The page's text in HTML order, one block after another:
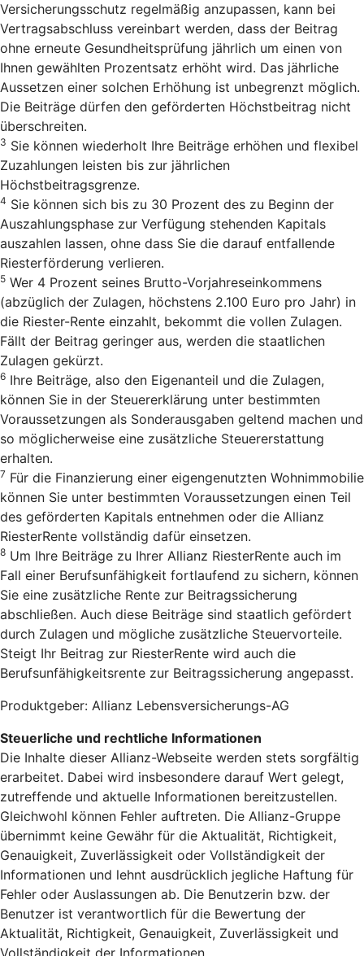
Versicherungsschutz regelmäßig anzupassen, kann bei
Vertragsabschluss vereinbart werden, dass der Beitrag
ohne erneute Gesundheitsprüfung jährlich um einen von
Ihnen gewählten Prozentsatz erhöht wird. Das jährliche
Aussetzen einer solchen Erhöhung ist unbegrenzt möglich.
Die Beiträge dürfen den geförderten Höchstbeitrag nicht
überschreiten.
3 Sie können wiederholt Ihre Beiträge erhöhen und flexibel
Zuzahlungen leisten bis zur jährlichen
Höchstbeitragsgrenze.
4 Sie können sich bis zu 30 Prozent des zu Beginn der
Auszahlungsphase zur Verfügung stehenden Kapitals
auszahlen lassen, ohne dass Sie die darauf entfallende
Riesterförderung verlieren.
5 Wer 4 Prozent seines Brutto-Vorjahreseinkommens
(abzüglich der Zulagen, höchstens 2.100 Euro pro Jahr) in
die Riester-Rente einzahlt, bekommt die vollen Zulagen.
Fällt der Beitrag geringer aus, werden die staatlichen
Zulagen gekürzt.
6 Ihre Beiträge, also den Eigenanteil und die Zulagen,
können Sie in der Steuererklärung unter bestimmten
Voraussetzungen als Sonderausgaben geltend machen und
so möglicherweise eine zusätzliche Steuererstattung
erhalten.
7 Für die Finanzierung einer eigengenutzten Wohnimmobilie
können Sie unter bestimmten Voraussetzungen einen Teil
des geförderten Kapitals entnehmen oder die Allianz
RiesterRente vollständig dafür einsetzen.
8 Um Ihre Beiträge zu Ihrer Allianz RiesterRente auch im
Fall einer Berufsunfähigkeit fortlaufend zu sichern, können
Sie eine zusätzliche Rente zur Beitragssicherung
abschließen. Auch diese Beiträge sind staatlich gefördert
durch Zulagen und mögliche zusätzliche Steuervorteile.
Steigt Ihr Beitrag zur RiesterRente wird auch die
Berufsunfähigkeitsrente zur Beitragssicherung angepasst.
Produktgeber: Allianz Lebensversicherungs-AG
Steuerliche und rechtliche Informationen
Die Inhalte dieser Allianz-Webseite werden stets sorgfältig
erarbeitet. Dabei wird insbesondere darauf Wert gelegt,
zutreffende und aktuelle Informationen bereitzustellen.
Gleichwohl können Fehler auftreten. Die Allianz-Gruppe
übernimmt keine Gewähr für die Aktualität, Richtigkeit,
Genauigkeit, Zuverlässigkeit oder Vollständigkeit der
Informationen und lehnt ausdrücklich jegliche Haftung für
Fehler oder Auslassungen ab. Die Benutzerin bzw. der
Benutzer ist verantwortlich für die Bewertung der
Aktualität, Richtigkeit, Genauigkeit, Zuverlässigkeit und